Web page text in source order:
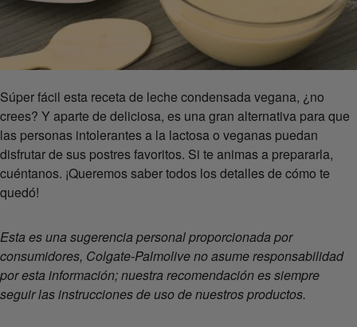
Súper fácil esta receta de leche condensada vegana, ¿no
crees? Y aparte de deliciosa, es una gran alternativa para que
las personas intolerantes a la lactosa o veganas puedan
disfrutar de sus postres favoritos. Si te animas a prepararla,
cuéntanos. ¡Queremos saber todos los detalles de cómo te
quedó!
Esta es una sugerencia personal proporcionada por
consumidores, Colgate-Palmolive no asume responsabilidad
por esta información; nuestra recomendación es siempre
seguir las instrucciones de uso de nuestros productos.